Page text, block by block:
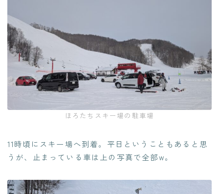
ほろたちスキー場の駐車場
11時頃にスキー場へ到着。平日ということもあると思
うが、止まっている車は上の写真で全部w。